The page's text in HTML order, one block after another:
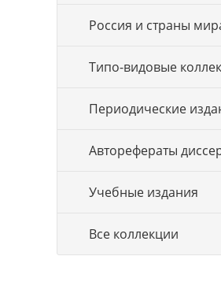
Россия и страны
Типо-видовые
Периодические
Авторефераты
Учебные издания
Все коллекции